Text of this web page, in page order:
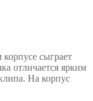
сыграет
отличается ярким
На корпус